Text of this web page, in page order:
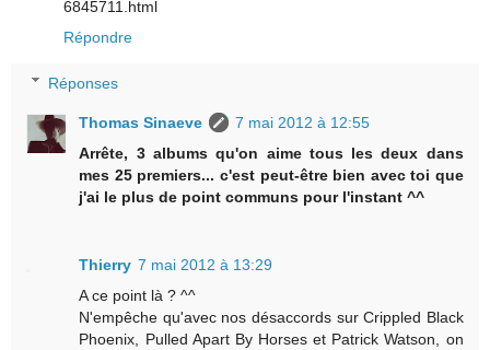
6845711.html
Répondre
Réponses
Thomas Sinaeve
7 mai 2012 à 12:55
Arrête, 3 albums qu'on aime tous les deux dans
mes 25 premiers... c'est peut-être bien avec toi que
j'ai le plus de point communs pour l'instant ^^
Thierry 7 mai 2012 à 13:29
A ce point là ? ^^
N'empêche qu'avec nos désaccords sur Crippled Black
Phoenix, Pulled Apart By Horses et Patrick Watson, on